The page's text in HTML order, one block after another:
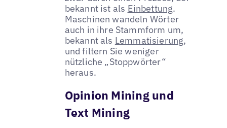
bekannt ist als Einbettung.
Maschinen wandeln Wörter
auch in ihre Stammform um,
bekannt als Lemmatisierung,
und filtern Sie weniger
nützliche „Stoppwörter“
heraus.
Opinion Mining und
Text Mining